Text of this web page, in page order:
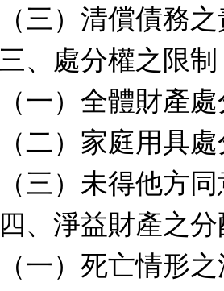
（三）清償債務
三、處分權之限制
（一）全體財產
（二）家庭用具
（三）未得他方
四、淨益財產之分
（一）死亡情形